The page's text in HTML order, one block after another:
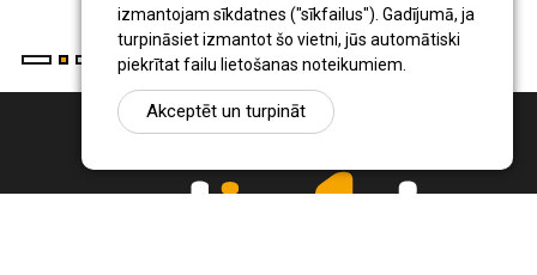
izmantojam sīkdatnes ("sīkfailus"). Gadījumā, ja
turpināsiet izmantot šo vietni, jūs automātiski
piekrītat failu lietošanas noteikumiem.
Akceptēt un turpināt